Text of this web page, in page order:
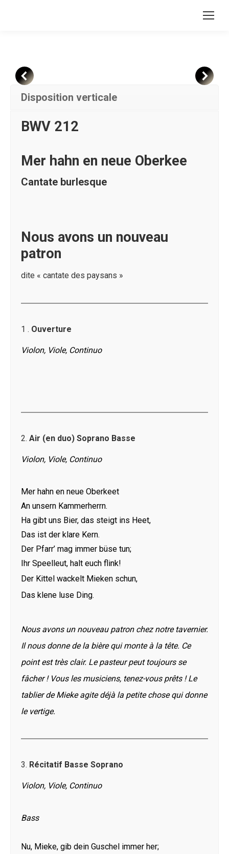
Disposition verticale
BWV 212
Mer hahn en neue Oberkee
Cantate burlesque
Nous avons un nouveau
patron
dite « cantate des paysans »
1 . Ouverture
Violon, Viole, Continuo
2. Air (en duo) Soprano Basse
Violon, Viole, Continuo
Mer hahn en neue Oberkeet
An unsern Kammerherrn.
Ha gibt uns Bier, das steigt ins Heet,
Das ist der klare Kern.
Der Pfarr’ mag immer büse tun;
Ihr Speelleut, halt euch flink!
Der Kittel wackelt Mieken schun,
Das klene luse Ding.
Nous avons un nouveau patron chez notre tavernier.
Il nous donne de la bière qui monte à la tête. Ce
point est très clair. Le pasteur peut toujours se
fâcher ! Vous les musiciens, tenez-vous prêts ! Le
tablier de Mieke agite déjà la petite chose qui donne
le vertige.
3. Récitatif Basse Soprano
Violon, Viole, Continuo
Bass
Nu, Mieke, gib dein Guschel immer her;